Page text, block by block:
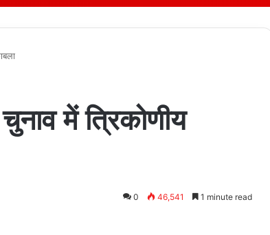
में त्रिकोणीय
0 46,541 1 minute read